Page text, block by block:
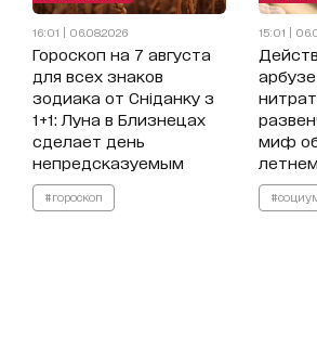
16:01 | 06.08.2026
Гороскоп на 7 августа
для всех знаков
зодиака от Сніданку з
1+1: Луна в Близнецах
сделает день
непредсказуемым
#гороскоп
15:01 |
миф